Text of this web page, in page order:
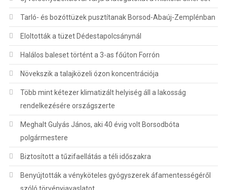
Tarló- és bozóttüzek pusztítanak Borsod-Abaúj-Zemplénban
Eloltották a tüzet Dédestapolcsánynál
Halálos baleset történt a 3-as főúton Forrón
Növekszik a talajközeli ózon koncentrációja
Több mint kétezer klimatizált helyiség áll a lakosság
rendelkezésére országszerte
Meghalt Gulyás János, aki 40 évig volt Borsodbóta
polgármestere
Biztosított a tűzifaellátás a téli időszakra
Benyújtották a vényköteles gyógyszerek áfamentességéről